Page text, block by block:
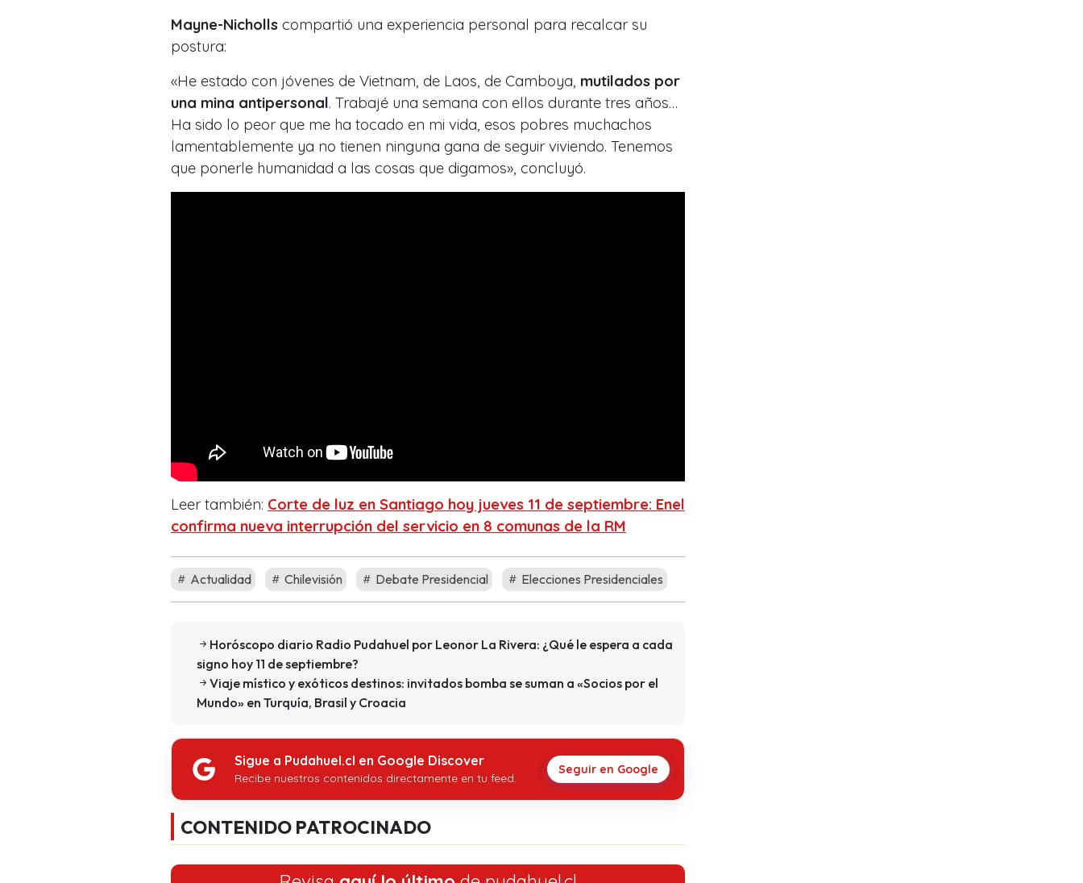
Mayne-Nicholls compartió una experiencia personal para recalcar su
postura:
«He estado con jóvenes de Vietnam, de Laos, de Camboya, mutilados por
una mina antipersonal. Trabajé una semana con ellos durante tres años…
Ha sido lo peor que me ha tocado en mi vida, esos pobres muchachos
lamentablemente ya no tienen ninguna gana de seguir viviendo. Tenemos
que ponerle humanidad a las cosas que digamos», concluyó.
Leer también: Corte de luz en Santiago hoy jueves 11 de septiembre: Enel
confirma nueva interrupción del servicio en 8 comunas de la RM
Actualidad Chilevisión Debate Presidencial Elecciones Presidenciales
Horóscopo diario Radio Pudahuel por Leonor La Rivera: ¿Qué le espera a cada
signo hoy 11 de septiembre?
Viaje místico y exóticos destinos: invitados bomba se suman a «Socios por el
Mundo» en Turquía, Brasil y Croacia
Sigue a Pudahuel.cl en Google Discover
Recibe nuestros contenidos directamente en tu feed.
Seguir en Google
CONTENIDO PATROCINADO